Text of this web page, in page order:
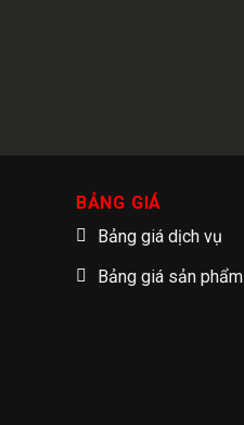
BẢNG GIÁ
Bảng giá dịch vụ
Bảng giá sản phẩm